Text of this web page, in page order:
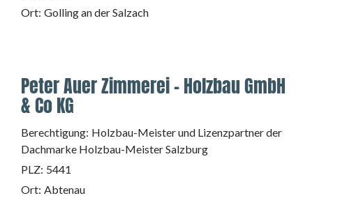
Ort: Golling an der Salzach
Peter Auer Zimmerei - Holzbau GmbH
& Co KG
Berechtigung: Holzbau-Meister und Lizenzpartner der
Dachmarke Holzbau-Meister Salzburg
PLZ: 5441
Ort: Abtenau